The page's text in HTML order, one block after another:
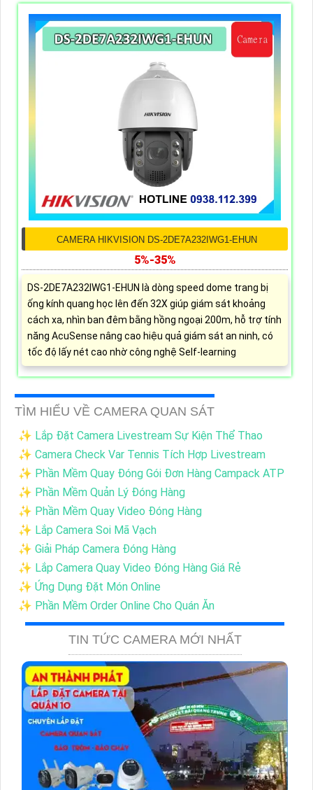
CAMERA HIKVISION DS-2DE7A232IWG1-EHUN
5%-35%
DS-2DE7A232IWG1-EHUN là dòng speed dome trang bị
ống kính quang học lên đến 32X giúp giám sát khoảng
cách xa, nhìn ban đêm bằng hồng ngoại 200m, hỗ trợ tính
năng AcuSense nâng cao hiệu quả giám sát an ninh, có
tốc độ lấy nét cao nhờ công nghệ Self-learning
TÌM HIỂU VỀ CAMERA QUAN SÁT
✨ Lắp Đặt Camera Livestream Sự Kiện Thể Thao
✨ Camera Check Var Tennis Tích Hợp Livestream
✨ Phần Mềm Quay Đóng Gói Đơn Hàng Campack ATP
✨ Phần Mềm Quản Lý Đóng Hàng
✨ Phần Mềm Quay Video Đóng Hàng
✨ Lắp Camera Soi Mã Vạch
✨ Giải Pháp Camera Đóng Hàng
✨ Lắp Camera Quay Video Đóng Hàng Giá Rẻ
✨ Ứng Dụng Đặt Món Online
✨ Phần Mềm Order Online Cho Quán Ăn
TIN TỨC CAMERA MỚI NHẤT